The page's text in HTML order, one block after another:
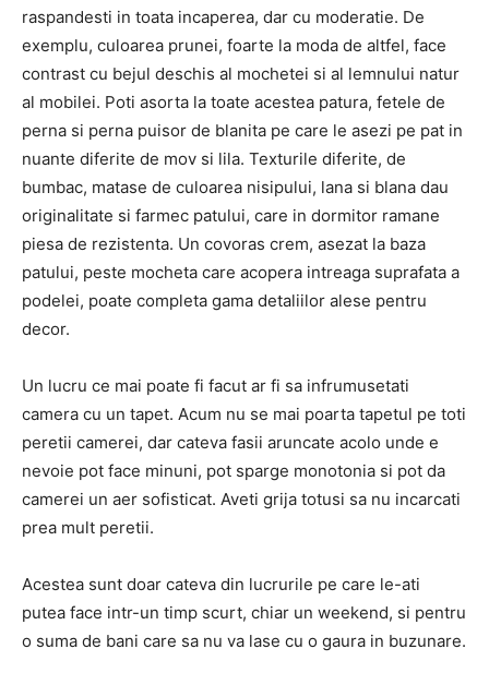
raspandesti in toata incaperea, dar cu moderatie. De
exemplu, culoarea prunei, foarte la moda de altfel, face
contrast cu bejul deschis al mochetei si al lemnului natur
al mobilei. Poti asorta la toate acestea patura, fetele de
perna si perna puisor de blanita pe care le asezi pe pat in
nuante diferite de mov si lila. Texturile diferite, de
bumbac, matase de culoarea nisipului, lana si blana dau
originalitate si farmec patului, care in dormitor ramane
piesa de rezistenta. Un covoras crem, asezat la baza
patului, peste mocheta care acopera intreaga suprafata a
podelei, poate completa gama detaliilor alese pentru
decor.
Un lucru ce mai poate fi facut ar fi sa infrumusetati
camera cu un tapet. Acum nu se mai poarta tapetul pe toti
peretii camerei, dar cateva fasii aruncate acolo unde e
nevoie pot face minuni, pot sparge monotonia si pot da
camerei un aer sofisticat. Aveti grija totusi sa nu incarcati
prea mult peretii.
Acestea sunt doar cateva din lucrurile pe care le-ati
putea face intr-un timp scurt, chiar un weekend, si pentru
o suma de bani care sa nu va lase cu o gaura in buzunare.